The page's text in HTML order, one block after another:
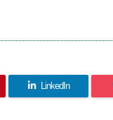
LinkedIn